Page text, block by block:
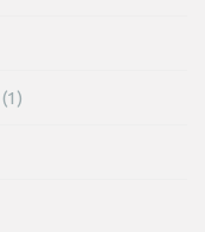
(1)